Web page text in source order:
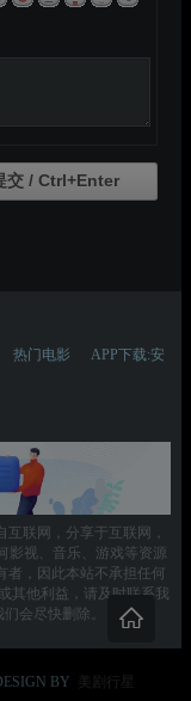
热门电影
APP下载:安
联网，分享于互联网，
影视、音乐、游戏等资源
，因此本站不承担任何
其他利益，请及时联系我
会尽快删除。
BY 美剧行星